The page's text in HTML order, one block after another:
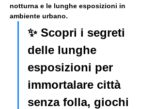
notturna e le lunghe esposizioni in
ambiente urbano.
✨ Scopri i segreti
delle lunghe
esposizioni per
immortalare città
senza folla, giochi